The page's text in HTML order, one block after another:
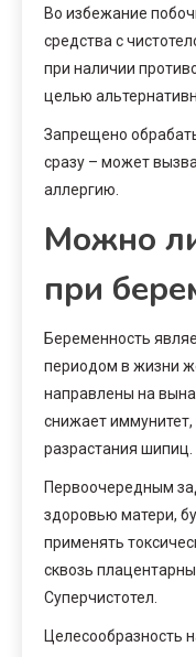
Во избежание
средства с
при наличии
целью
Запрещено
сразу – может
аллергию.
Можно
при
Беременность
периодом в жизни
направлены на
снижает
разрастания шипиц.
Первоочередным
здоровью матери,
применять
сквозь
Суперчистотел.
Целесообразность